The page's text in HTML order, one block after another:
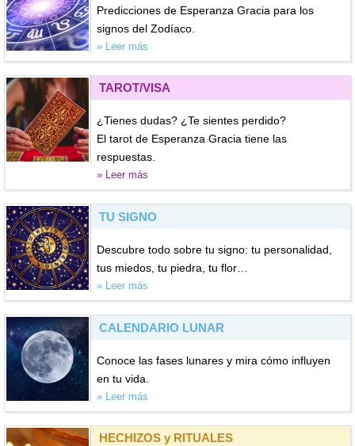
Predicciones de Esperanza Gracia para los
signos del Zodíaco.
» Leer más
TAROT/VISA
¿Tienes dudas? ¿Te sientes perdido?
El tarot de Esperanza Gracia tiene las
respuestas.
» Leer más
TU SIGNO
Descubre todo sobre tu signo: tu personalidad,
tus miedos, tu piedra, tu flor…
» Leer más
CALENDARIO LUNAR
Conoce las fases lunares y mira cómo influyen
en tu vida.
» Leer más
HECHIZOS y RITUALES